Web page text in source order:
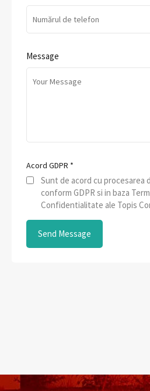
Message
Acord GDPR *
Sunt de acord cu procesarea
conform GDPR si in baza
Confidentialitate ale Topis